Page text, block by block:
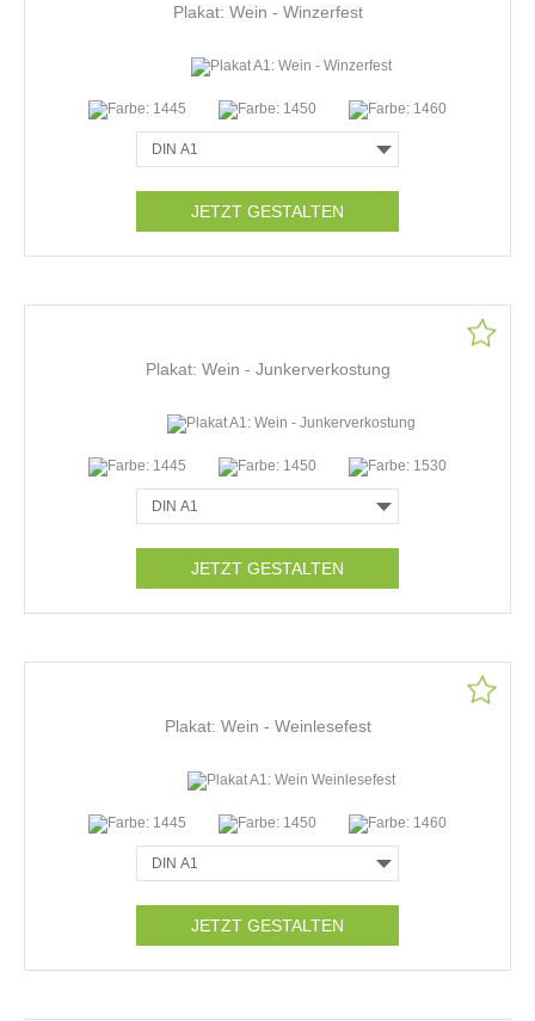
Plakat: Wein - Winzerfest
JETZT GESTALTEN
Plakat: Wein - Junkerverkostung
JETZT GESTALTEN
Plakat: Wein - Weinlesefest
JETZT GESTALTEN